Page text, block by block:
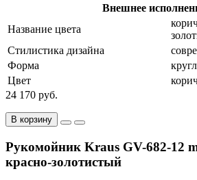
Внешнее
Название цвета
Стилистика дизайна
Форма
Цвет
24 170 руб.
В корзину
Рукомойник Kraus GV-682-12
красно-золотистый